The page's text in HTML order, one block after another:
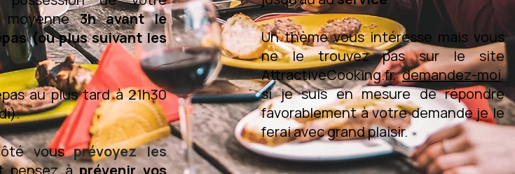
moyenne3h avant le
(ou plus suivant les
au plus tard à 21h30
vousprévoyez les
àprévenir vos
Un thème vous intéresse mais vous
ne le trouvez pas sur le site
AttractiveCooking.fr,demandez-moi,
si je suis en mesure de répondre
favorablement à votre demande je le
ferai avec grand plaisir.